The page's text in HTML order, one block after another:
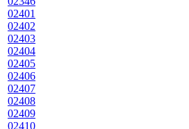
02401
02402
02403
02404
02405
02406
02407
02408
02409
02410